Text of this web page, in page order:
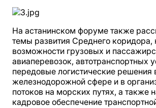
На астанинском форуме также
темы развития Среднего коридора,
возможности грузовых и
авиаперевозок, автотранспортных
передовые логистические решения
железнодорожной сфере и в
потоков на морских путях, а также
кадровое обеспечение